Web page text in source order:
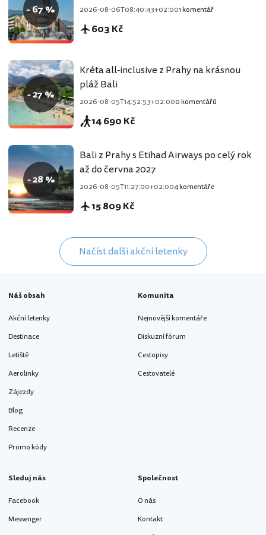
- 67 % 2026-08-06T08:40:43+02:001 komentář
603 Kč
- 27 %
Kréta all-inclusive z Prahy na krásnou
pláž Bali
2026-08-05T14:52:53+02:000 komentářů
14 690 Kč
- 28 %
Bali z Prahy s Etihad Airways po celý rok
až do června 2027
2026-08-05T11:27:00+02:004 komentáře
15 809 Kč
Načíst další akční letenky
Náš obsah
Akční letenky
Destinace
Letiště
Aerolinky
Zájezdy
Blog
Recenze
Promo kódy
Komunita
Nejnovější komentáře
Diskuzní fórum
Cestopisy
Cestovatelé
Sleduj nás
Facebook
Messenger
Společnost
O nás
Kontakt